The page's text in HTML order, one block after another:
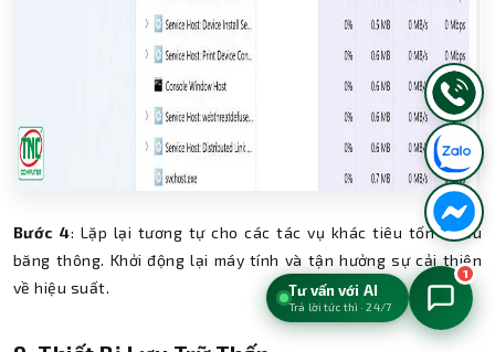
Bước 4: Lặp lại tương tự cho các tác vụ khác tiêu tốn nhiều
băng thông. Khởi động lại máy tính và tận hưởng sự cải thiện
về hiệu suất.
Tư vấn với AI
Trả lời tức thì · 24/7
1